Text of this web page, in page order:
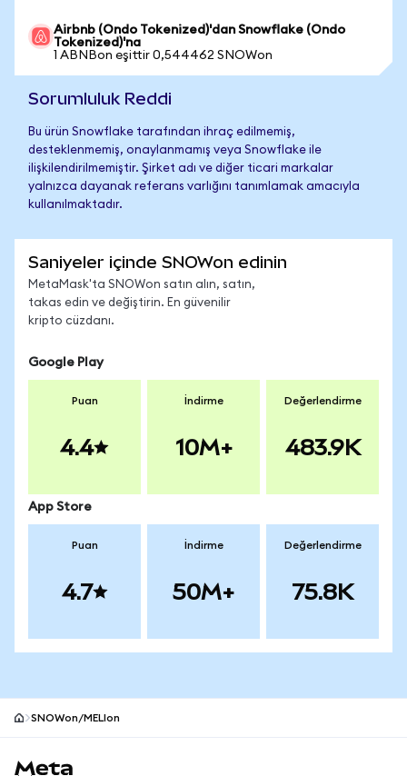
Airbnb (Ondo Tokenized)'dan Snowflake (Ondo
Tokenized)'na
1 ABNBon eşittir 0,544462 SNOWon
Sorumluluk Reddi
Bu ürün Snowflake tarafından ihraç edilmemiş,
desteklenmemiş, onaylanmamış veya Snowflake ile
ilişkilendirilmemiştir. Şirket adı ve diğer ticari markalar
yalnızca dayanak referans varlığını tanımlamak amacıyla
kullanılmaktadır.
Saniyeler içinde SNOWon edinin
MetaMask'ta SNOWon satın alın, satın,
takas edin ve değiştirin. En güvenilir
kripto cüzdanı.
Google Play
Puan
4.4
İndirme
10M+
Değerlendirme
483.9K
App Store
Puan
4.7
İndirme
50M+
Değerlendirme
75.8K
SNOWon/MELIon